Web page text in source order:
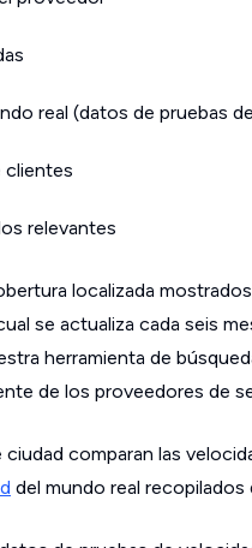
real (datos de pruebas
clientes
relevantes
localizada
se actualiza cada seis
herramienta de
de los proveedores de
comparan las
del mundo real recopilados